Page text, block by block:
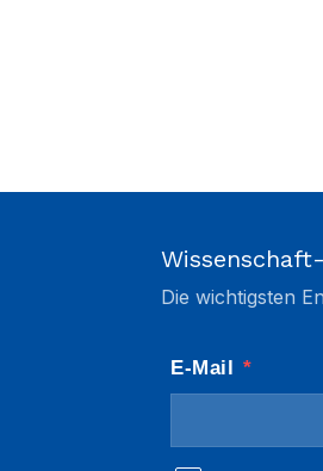
Die wichtigsten